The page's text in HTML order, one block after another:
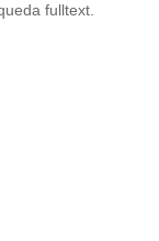
fulltext.